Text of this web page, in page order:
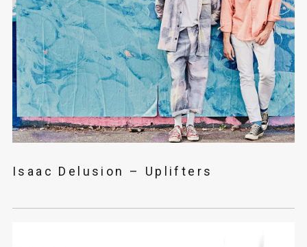
Isaac Delusion – Uplifters